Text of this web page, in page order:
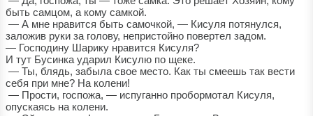
быть самцом, а кому самкой.
— А мне нравится быть самочкой, — Кисуля потянулся,
заложив руки за голову, непристойно повертел задом.
— Господину Шарику нравится Кисуля?
И тут Бусинка ударил Кисулю по щеке.
— Ты, блядь, забыла свое место. Как ты смеешь так вести
себя при мне? На колени!
— Прости, госпожа, — испуганно пробормотал Кисуля,
опускаясь на колени.